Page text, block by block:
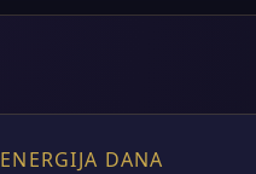
ENERGIJA DANA